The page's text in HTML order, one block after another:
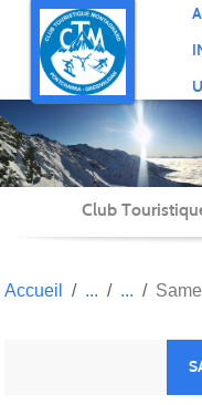
Club
Accueil
Panneau de gestion des